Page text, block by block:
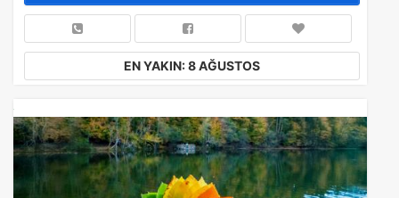
Tercihleri Kaydet
EN YAKIN: 8 AĞUSTOS